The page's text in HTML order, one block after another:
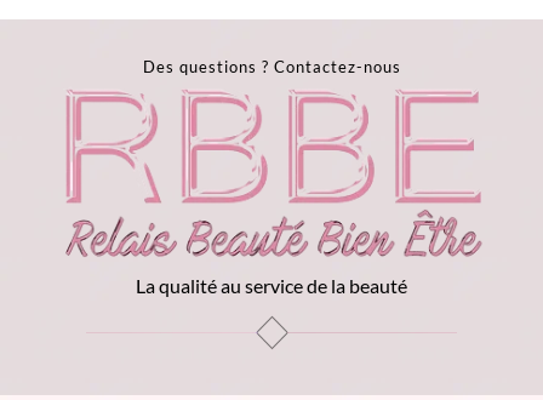
Des questions ? Contactez-nous
La qualité au service de la beauté